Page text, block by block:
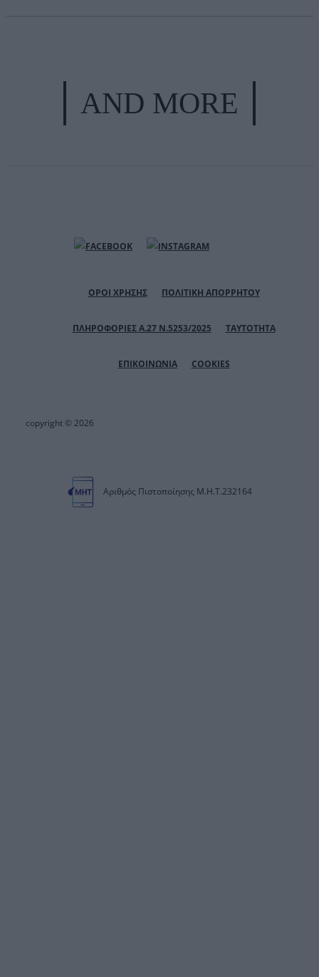
AND MORE
ΟΡΟΙ ΧΡΗΣΗΣ ΠΟΛΙΤΙΚΗ ΑΠΟΡΡΗΤΟΥ
ΠΛΗΡΟΦΟΡΙΕΣ Α.27 Ν.5253/2025 ΤΑΥΤΟΤΗΤΑ
ΕΠΙΚΟΙΝΩΝΙΑ COOKIES
copyright © 2026
Αριθμός Πιστοποίησης Μ.Η.Τ.232164